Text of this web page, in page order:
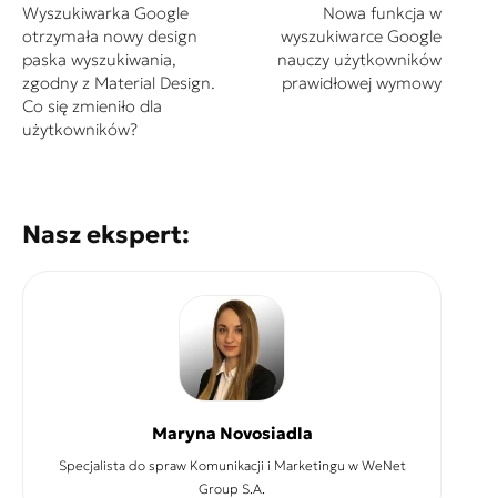
Wyszukiwarka Google
otrzymała nowy design
paska wyszukiwania,
zgodny z Material Design.
Co się zmieniło dla
użytkowników?
Nowa funkcja w
wyszukiwarce Google
nauczy użytkowników
prawidłowej wymowy
Nasz ekspert:
Maryna Novosiadla
Specjalista do spraw Komunikacji i Marketingu w WeNet
Group S.A.